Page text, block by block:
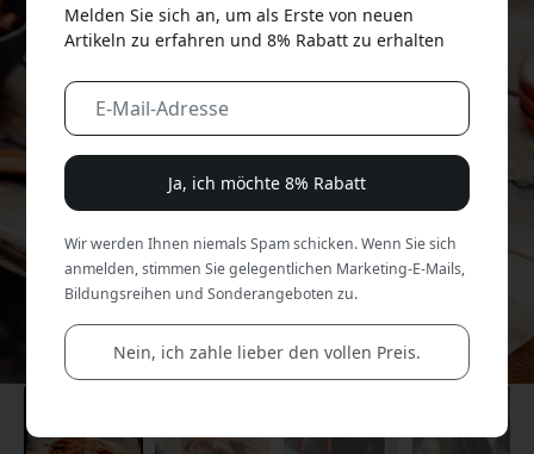
Melden Sie sich an, um als Erste von neuen
Artikeln zu erfahren und 8% Rabatt zu erhalten
Ja, ich möchte 8% Rabatt
Wir werden Ihnen niemals Spam schicken. Wenn Sie sich
anmelden, stimmen Sie gelegentlichen Marketing-E-Mails,
Bildungsreihen und Sonderangeboten zu.
Nein, ich zahle lieber den vollen Preis.
Verwende diesen Code an der Kasse, um 8%
Rabatt zu erhalten.